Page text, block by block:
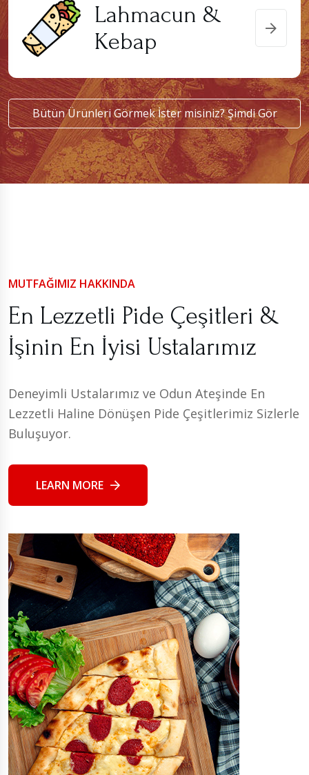
Lahmacun &
Kebap
Bütün Ürünleri Görmek İster misiniz?Şimdi Gör
MUTFAĞIMIZ HAKKINDA
En Lezzetli Pide Çeşitleri &
İşinin En İyisi Ustalarımız
Deneyimli Ustalarımız ve Odun Ateşinde En
Lezzetli Haline Dönüşen Pide Çeşitlerimiz Sizlerle
Buluşuyor.
LEARN MORE